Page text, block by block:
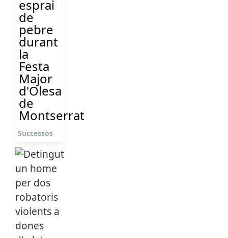
esprai
de
pebre
durant
la
Festa
Major
d'Olesa
de
Montserrat
Successos